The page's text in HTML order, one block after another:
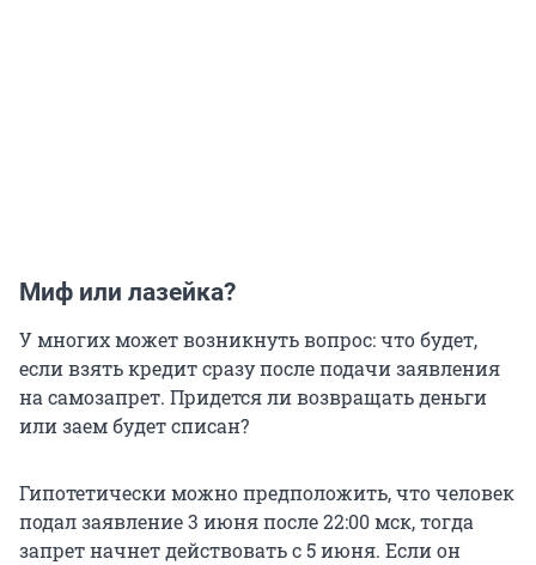
Миф или лазейка?
У многих может возникнуть вопрос: что будет,
если взять кредит сразу после подачи заявления
на самозапрет. Придется ли возвращать деньги
или заем будет списан?
Гипотетически можно предположить, что человек
подал заявление 3 июня после 22:00 мск, тогда
запрет начнет действовать с 5 июня. Если он